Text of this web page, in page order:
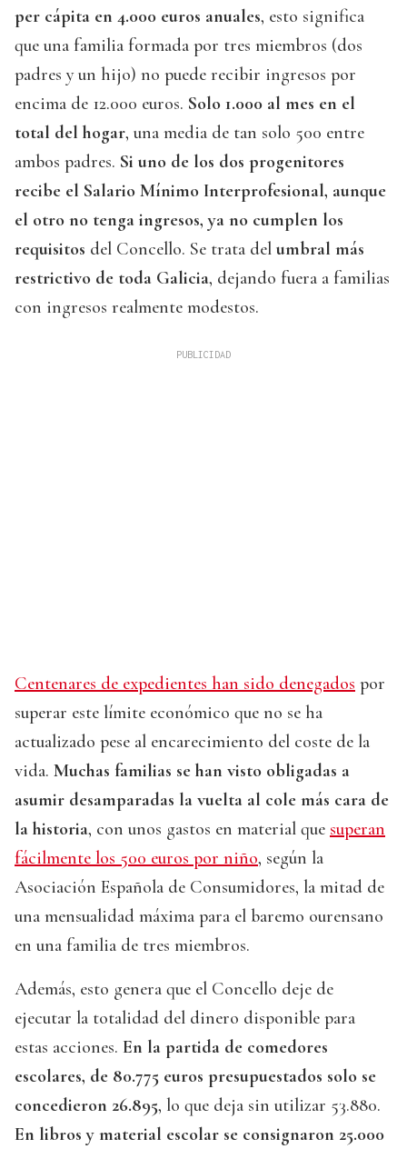
per cápita en 4.000 euros anuales, esto significa
que una familia formada por tres miembros (dos
padres y un hijo) no puede recibir ingresos por
encima de 12.000 euros. Solo 1.000 al mes en el
total del hogar, una media de tan solo 500 entre
ambos padres. Si uno de los dos progenitores
recibe el Salario Mínimo Interprofesional, aunque
el otro no tenga ingresos, ya no cumplen los
requisitos del Concello. Se trata del umbral más
restrictivo de toda Galicia, dejando fuera a familias
con ingresos realmente modestos.
Centenares de expedientes han sido denegados por
superar este límite económico que no se ha
actualizado pese al encarecimiento del coste de la
vida. Muchas familias se han visto obligadas a
asumir desamparadas la vuelta al cole más cara de
la historia, con unos gastos en material que superan
fácilmente los 500 euros por niño, según la
Asociación Española de Consumidores, la mitad de
una mensualidad máxima para el baremo ourensano
en una familia de tres miembros.
Además, esto genera que el Concello deje de
ejecutar la totalidad del dinero disponible para
estas acciones. En la partida de comedores
escolares, de 80.775 euros presupuestados solo se
concedieron 26.895, lo que deja sin utilizar 53.880.
En libros y material escolar se consignaron 25.000